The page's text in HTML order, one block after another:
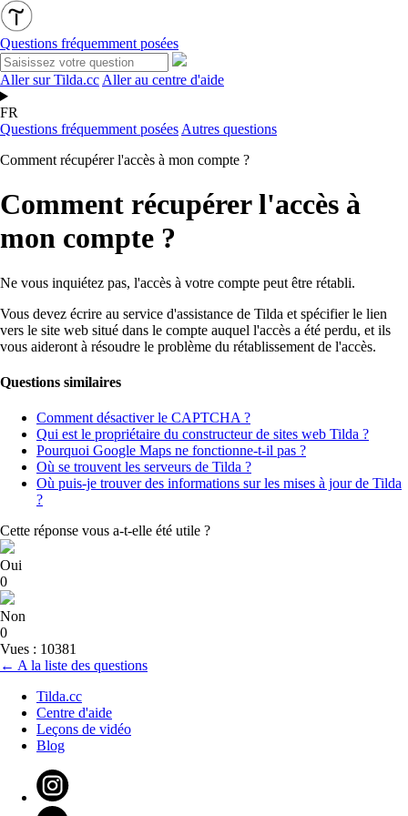
Questions fréquemment posées
Aller sur Tilda.cc Aller au centre d'aide
FR
Questions fréquemment posées Autres questions
Comment récupérer l'accès à mon compte ?
Comment récupérer l'accès à
mon compte ?
Ne vous inquiétez pas, l'accès à votre compte peut être rétabli.
Vous devez écrire au service d'assistance de Tilda et spécifier le lien
vers le site web situé dans le compte auquel l'accès a été perdu, et ils
vous aideront à résoudre le problème du rétablissement de l'accès.
Questions similaires
Comment désactiver le CAPTCHA ?
Qui est le propriétaire du constructeur de sites web Tilda ?
Pourquoi Google Maps ne fonctionne-t-il pas ?
Où se trouvent les serveurs de Tilda ?
Où puis-je trouver des informations sur les mises à jour de Tilda
?
Cette réponse vous a-t-elle été utile ?
Oui
0
Non
0
Vues : 10381
← A la liste des questions
Tilda.cc
Centre d'aide
Leçons de vidéo
Blog